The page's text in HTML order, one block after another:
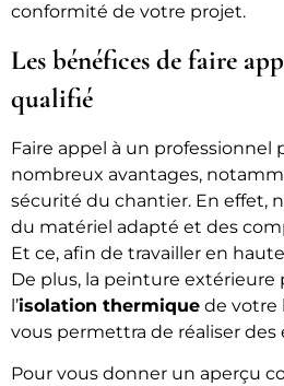
conformité de votre projet.
Les bénéfices de faire
qualifié
Faire appel à un professionnel
nombreux avantages,
sécurité du chantier. En effet,
du matériel adapté et des
Et ce, afin de travailler en
De plus, la peinture
l’isolation thermique de votre
vous permettra de réaliser des
Pour vous donner un aperçu